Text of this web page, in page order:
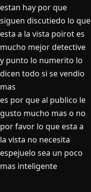
estan hay por que
siguen discutiedo lo que
esta a la vista poirot es
mucho mejor detective
y punto lo numerito lo
dicen todo si se vendio
mas
es por que al publico le
gusto mucho mas o no
por favor lo que esta a
la vista no necesita
espejuelo sea un poco
mas inteligente